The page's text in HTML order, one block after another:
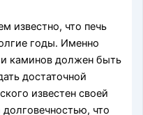
известно, что печь
годы. Именно
каминов должен быть
достаточной
известен своей
что